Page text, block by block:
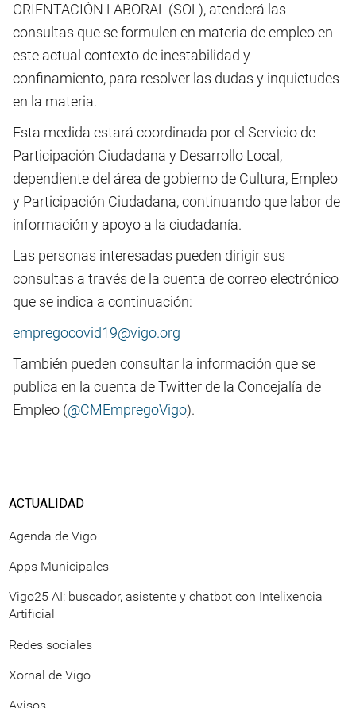
ORIENTACIÓN LABORAL (SOL), atenderá las
consultas que se formulen en materia de empleo en
este actual contexto de inestabilidad y
confinamiento, para resolver las dudas y inquietudes
en la materia.
Esta medida estará coordinada por el Servicio de
Participación Ciudadana y Desarrollo Local,
dependiente del área de gobierno de Cultura, Empleo
y Participación Ciudadana, continuando que labor de
información y apoyo a la ciudadanía.
Las personas interesadas pueden dirigir sus
consultas a través de la cuenta de correo electrónico
que se indica a continuación:
empregocovid19@vigo.org
También pueden consultar la información que se
publica en la cuenta de Twitter de la Concejalía de
Empleo (@CMEmpregoVigo).
ACTUALIDAD
Agenda de Vigo
Apps Municipales
Vigo25 AI: buscador, asistente y chatbot con Intelixencia
Artificial
Redes sociales
Xornal de Vigo